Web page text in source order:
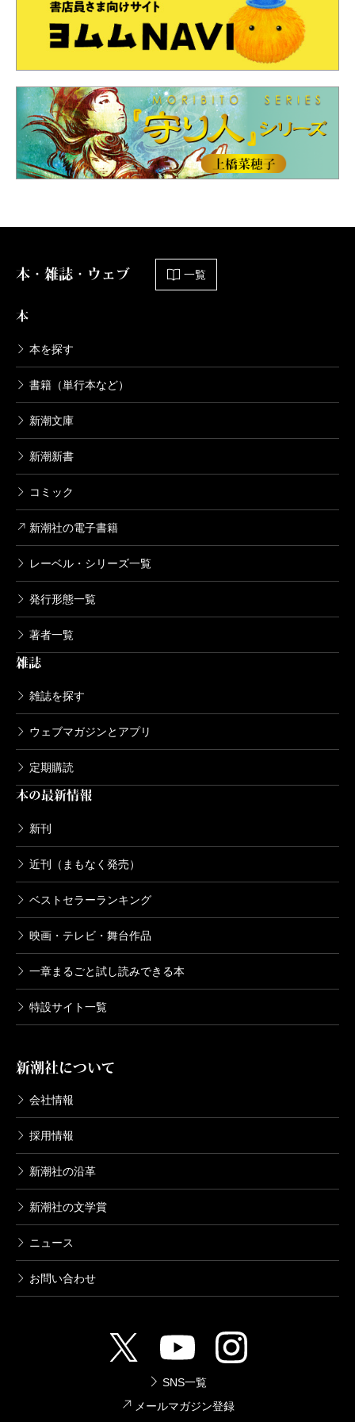
本・雑誌・ウェブ 一覧
本
本を探す
書籍（単行本など）
新潮文庫
新潮新書
コミック
新潮社の電子書籍
レーベル・シリーズ一覧
発行形態一覧
著者一覧
雑誌
雑誌を探す
ウェブマガジンとアプリ
定期購読
本の最新情報
新刊
近刊（まもなく発売）
ベストセラーランキング
映画・テレビ・舞台作品
一章まるごと試し読みできる本
特設サイト一覧
新潮社について
会社情報
採用情報
新潮社の沿革
新潮社の文学賞
ニュース
お問い合わせ
SNS一覧
メールマガジン登録